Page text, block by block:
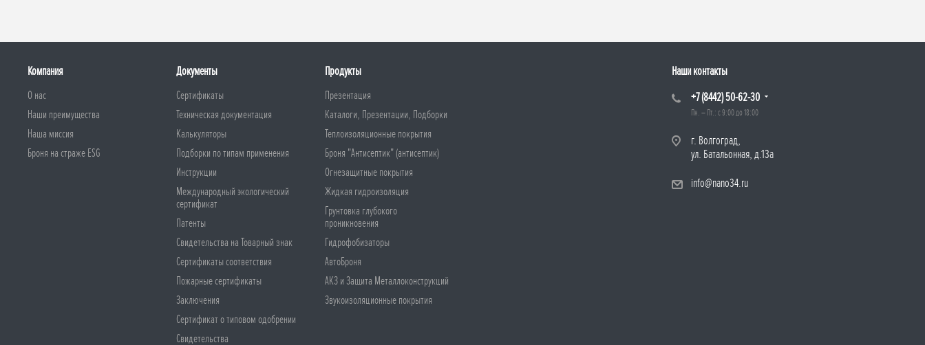
Компания
О нас
Наши преимущества
Наша миссия
Броня на страже ESG
Документы
Сертификаты
Техническая документация
Калькуляторы
Подборки по типам применения
Инструкции
Международный экологический
сертификат
Патенты
Свидетельства на Товарный знак
Сертификаты соответствия
Пожарные сертификаты
Заключения
Сертификат о типовом одобрении
Свидетельства
Продукты
Презентация
Каталоги, Презентации, Подборки
Теплоизоляционные покрытия
Броня "Антисептик" (антисептик)
Огнезащитные покрытия
Жидкая гидроизоляция
Грунтовка глубокого
проникновения
Гидрофобизаторы
АвтоБроня
АКЗ и Защита Металлоконструкций
Звукоизоляционные покрытия
Наши контакты
+7 (8442) 50-62-30
Пн. – Пт.: с 9:00 до 18:00
г. Волгоград,
ул. Батальонная, д.13а
info@nano34.ru